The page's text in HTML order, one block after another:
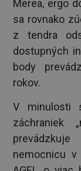
Merea, ergo
sa rovnako
z tendra
dostupných
body
rokov.
V minulosti
záchraniek
nemocnicu